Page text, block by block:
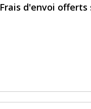
Frais d'envoi offerts